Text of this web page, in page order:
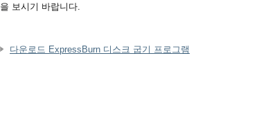
을 보시기 바랍니다.
다운로드 ExpressBurn 디스크 굽기 프로그램